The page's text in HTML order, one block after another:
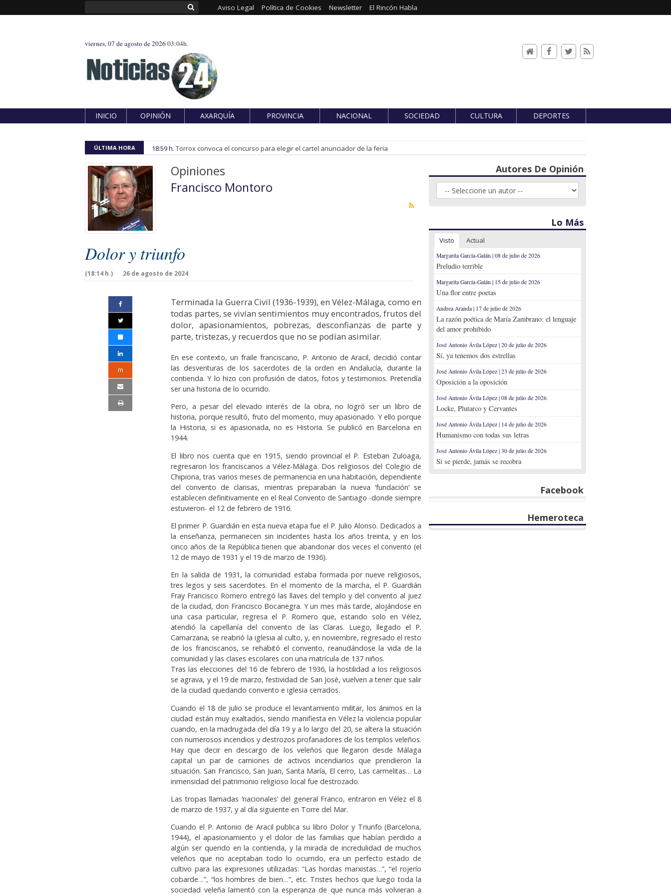
Aviso Legal Política de Cookies Newsletter El Rincón Habla
viernes, 07 de agosto de 202603:04h.
INICIO OPINIÓN AXARQUÍA PROVINCIA NACIONAL SOCIEDAD CULTURA DEPORTES
ÚLTIMA HORA 18:59 h. Torrox convoca el concurso para elegir el cartel anunciador de la feria
Opiniones
Francisco Montoro
Dolor y triunfo
26 de agosto de 2024
(18:14 h.)
m
Terminada la Guerra Civil (1936-1939), en Vélez-Málaga, como en
todas partes, se vivían sentimientos muy encontrados, frutos del
dolor, apasionamientos, pobrezas, desconfianzas de parte y
parte, tristezas, y recuerdos que no se podían asimilar.
En ese contexto, un fraile franciscano, P. Antonio de Aracil, decidió contar
las desventuras de los sacerdotes de la orden en Andalucía, durante la
contienda. Y lo hizo con profusión de datos, fotos y testimonios. Pretendía
ser una historia de lo ocurrido.
Pero, a pesar del elevado interés de la obra, no logró ser un libro de
historia, porque resultó, fruto del momento, muy apasionado. Y ello porque
la Historia, si es apasionada, no es Historia. Se publicó en Barcelona en
1944.
El libro nos cuenta que en 1915, siendo provincial el P. Esteban Zuloaga,
regresaron los franciscanos a Vélez-Málaga. Dos religiosos del Colegio de
Chipiona, tras varios meses de permanencia en una habitación, dependiente
del convento de clarisas, mientras preparaban la nueva ‘fundación’ se
establecen definitivamente en el Real Convento de Santiago -donde siempre
estuvieron- el 12 de febrero de 1916.
El primer P. Guardián en esta nueva etapa fue el P. Julio Alonso. Dedicados a
la enseñanza, permanecen sin incidentes hasta los años treinta, y en los
cinco años de la República tienen que abandonar dos veces el convento (el
12 de mayo de 1931 y el 19 de marzo de 1936).
En la salida de 1931, la comunidad estaba formada por nueve religiosos,
tres legos y seis sacerdotes. En el momento de la marcha, el P. Guardián
Fray Francisco Romero entregó las llaves del templo y del convento al juez
de la ciudad, don Francisco Bocanegra. Y un mes más tarde, alojándose en
una casa particular, regresa el P. Romero que, estando solo en Vélez,
atendió la capellanía del convento de las Claras. Luego, llegado el P.
Camarzana, se reabrió la iglesia al culto, y, en noviembre, regresado el resto
de los franciscanos, se rehabitó el convento, reanudándose la vida de la
comunidad y las clases escolares con una matrícula de 137 niños.
Tras las elecciones del 16 de febrero de 1936, la hostilidad a los religiosos
se agrava, y el 19 de marzo, festividad de San José, vuelven a tener que salir
de la ciudad quedando convento e iglesia cerrados.
Cuando el 18 de julio se produce el levantamiento militar, los ánimos en la
ciudad están muy exaltados, siendo manifiesta en Vélez la violencia popular
cuando, en la madrugada del día 19 y a lo largo del 20, se altera la situación
con numerosos incendios y destrozos profanadores de los templos veleños.
Hay que decir en descargo de los veleños que llegaron desde Málaga
capital un par de camiones de activos incendiarios que prendieron la
situación. San Francisco, San Juan, Santa María, El cerro, Las carmelitas… La
inmensidad del patrimonio religioso local fue destrozado.
Las tropas llamadas ‘nacionales’ del general Franco, entraron en Vélez el 8
de marzo de 1937, y al día siguiente en Torre del Mar.
Cuando el P. Antonio de Aracil publica su libro Dolor y Triunfo (Barcelona,
1944), el apasionamiento y el dolor de las familias que habían perdido a
algún ser querido en la contienda, y la mirada de incredulidad de muchos
veleños que no aceptaban todo lo ocurrido, era un perfecto estado de
cultivo para las expresiones utilizadas: “Las hordas marxistas…”, “el rojerío
cobarde…”, “los hombres de bien…”, etc. Tristes hechos que luego toda la
sociedad veleña lamentó con la esperanza de que nunca más volvieran a
Autores De Opinión
Lo Más
Visto Actual
Margarita García-Galán | 08 de julio de 2026
Preludio terrible
Margarita García-Galán | 15 de julio de 2026
Una flor entre poetas
Andrea Aranda | 17 de julio de 2026
La razón poética de María Zambrano: el lenguaje
del amor prohibido
José Antonio Ávila López | 20 de julio de 2026
Sí, ya tenemos dos estrellas
José Antonio Ávila López | 23 de julio de 2026
Oposición a la oposición
José Antonio Ávila López | 08 de julio de 2026
Locke, Plutarco y Cervantes
José Antonio Ávila López | 14 de julio de 2026
Humanismo con todas sus letras
José Antonio Ávila López | 30 de julio de 2026
Si se pierde, jamás se recobra
Facebook
Hemeroteca